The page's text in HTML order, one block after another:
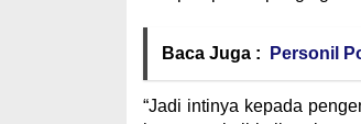
Baca Juga : Personil
“Jadi intinya kepada